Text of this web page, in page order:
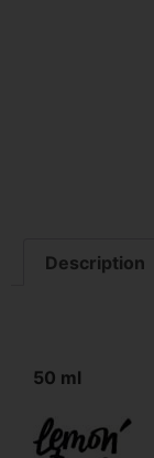
Description
50 ml